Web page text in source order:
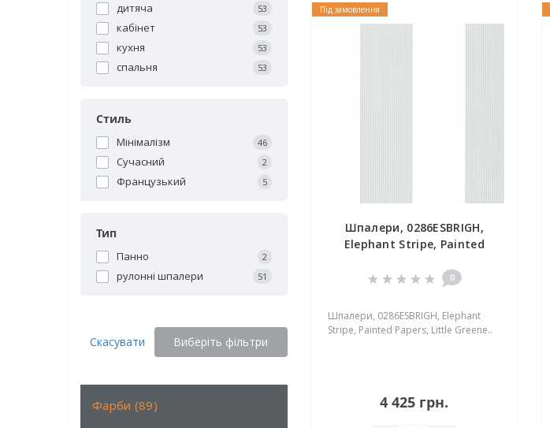
дитяча 53
кабінет 53
кухня 53
спальня 53
Стиль
Мінімалізм 46
Сучасний 2
Французький 5
Тип
Панно 2
рулонні шпалери 51
Скасувати Виберіть фільтри
Фарби (89)
Під замовлення
Шпалери, 0286ESBRIGH,
Elephant Stripe, Painted
0
Шпалери, 0286ESBRIGH, Elephant
Stripe, Painted Papers, Little Greene..
4 425 грн.